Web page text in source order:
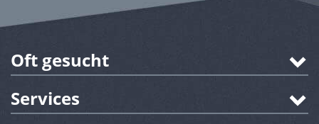
Oft gesucht
Services